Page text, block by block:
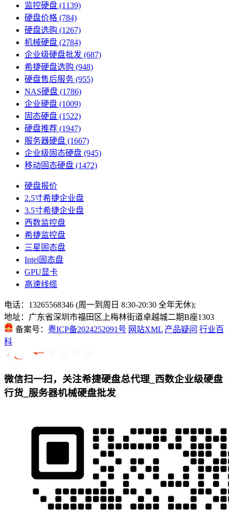
监控硬盘 (1139)
硬盘价格 (784)
硬盘选购 (1267)
机械硬盘 (2784)
企业级硬盘批发 (687)
希捷硬盘选购 (948)
硬盘售后服务 (955)
NAS硬盘 (1786)
企业硬盘 (1009)
固态硬盘 (1522)
硬盘推荐 (1947)
服务器硬盘 (1667)
企业级固态硬盘 (945)
移动固态硬盘 (1472)
硬盘报价
2.5寸希捷企业盘
3.5寸希捷企业盘
西数监控盘
希捷监控盘
三星固态盘
Intel固态盘
GPU显卡
高速线缆
电话：13265568346 (周一到周日 8:30-20:30 全年无休);
地址：广东省深圳市福田区上梅林街道卓越城二期B座1303
备案号： 粤ICP备2024252091号 网站XML 产品疑问 行业百
科
微信扫一扫，关注希捷硬盘总代理_西数企业级硬盘
行货_服务器机械硬盘批发